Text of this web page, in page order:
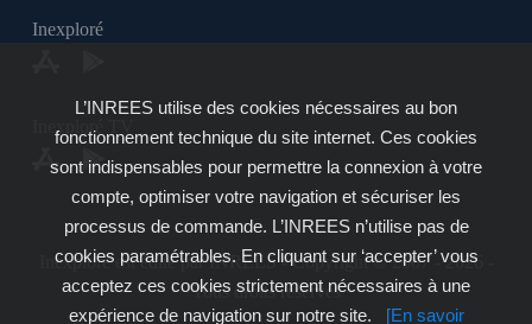
Inexploré
Inexploré TV
Inexploré est édité par INREES - Copyright © 2007 - 2026 -
Tous droits réservés
L’INREES utilise des cookies nécessaires au bon
fonctionnement technique du site internet. Ces cookies
sont indispensables pour permettre la connexion à votre
compte, optimiser votre navigation et sécuriser les
processus de commande. L’INREES n’utilise pas de
cookies paramétrables. En cliquant sur ‘accepter’ vous
acceptez ces cookies strictement nécessaires à une
expérience de navigation sur notre site.
[En savoir